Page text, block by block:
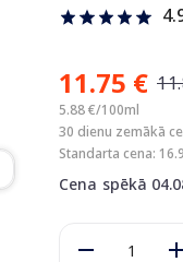
11.75 €
5.88 €/100ml
30 dienu zemākā
Standarta cena:
Cena spēkā